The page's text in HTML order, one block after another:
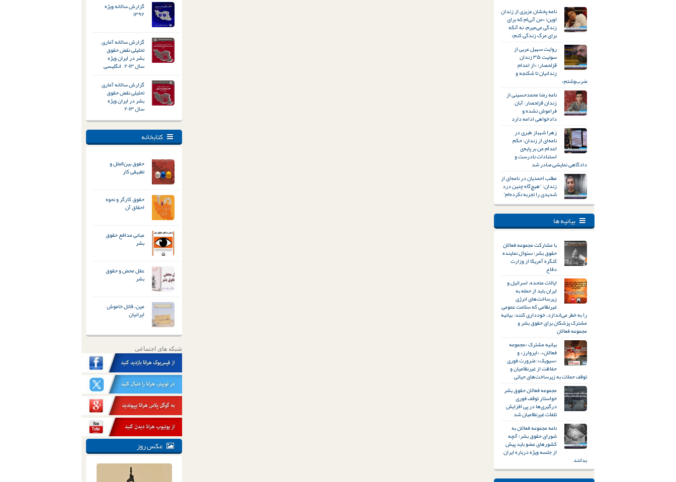
گزارش سالانه ویژه
۱۳۹۲
گزارش سالانه آماری –
تحلیلی نقض حقوق
بشر در ایران ویژه
سال ۲۰۱۳ – انگلیسی
گزارش سالانه آماری –
تحلیلی نقض حقوق
بشر در ایران ویژه
سال ۲۰۱۳
کتابخانه
حقوق بین‌الملل و
تطبیقی کار
حقوق کارگر و نحوه
احقاق آن
مبانی مدافع حقوق
بشر
عقل محض و حقوق
بشر
مین، قاتل خاموش
ایرانیان
شبکه های اجتماعی
عکس روز
نامه پخشان عزیزی از زندان
اوین؛ «من آنی‌ام که برای
زندگی می‌میرم، نه آنکه
برای مرگ زندگی کنم»
روایت سهیل عربی از
سوئیت ۳۵ زندان
قزلحصار؛ «از اعدام
زندانیان تا شکنجه و
ضرب‌وشتم»
نامه رضا محمدحسینی از
زندان قزلحصار: آبان
فراموش نشده و
دادخواهی ادامه دارد
زهرا شهباز طبری در
نامه‌ای از زندان: حکم
اعدام من بر پایه‌ی
استنادات نادرست و
دادگاهی نمایشی صادر شد
مطلب احمدیان در نامه‌ای از
زندان: “هیچ‌گاه چنین درد
شدیدی را تجربه نکرده‌ام”
بیانیه ها
با مشارکت مجموعه فعالان
حقوق بشر؛ سئوال نماینده
کنگره آمریکا از وزارت
دفاع
ایالات متحده، اسرائیل و
ایران باید از حمله به
زیرساخت‌های انرژی
غیرنظامی که سلامت عمومی
را به خطر می‌اندازد، خودداری کنند: بیانیه
مشترک پزشکان برای حقوق بشر و
مجموعه فعالان
بیانیه مشترک «مجموعه
فعالان»، «ایروارز» و
«سیویک»: ضرورت فوری
حفاظت از غیرنظامیان و
توقف حملات به زیرساخت‌های حیاتی
مجموعه فعالان حقوق بشر
خواستار توقف فوری
درگیری‌ها در پی افزایش
تلفات غیرنظامیان شد
نامه مجموعه فعالان به
شورای حقوق بشر؛ آنچه
کشورهای عضو باید پیش
از جلسه ویژه درباره ایران
بدانند